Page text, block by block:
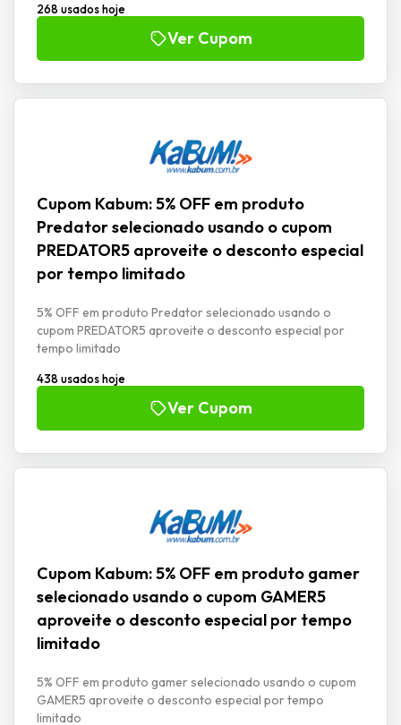
268 usados hoje
Ver Cupom
Cupom Kabum: 5% OFF em produto
Predator selecionado usando o cupom
PREDATOR5 aproveite o desconto especial
por tempo limitado
5% OFF em produto Predator selecionado usando o
cupom PREDATOR5 aproveite o desconto especial por
tempo limitado
438 usados hoje
Ver Cupom
Cupom Kabum: 5% OFF em produto gamer
selecionado usando o cupom GAMER5
aproveite o desconto especial por tempo
limitado
5% OFF em produto gamer selecionado usando o cupom
GAMER5 aproveite o desconto especial por tempo
limitado